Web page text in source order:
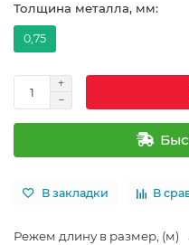
Толщина металла, мм:
0,75
В закладки В
Режем длину в размер, (м)